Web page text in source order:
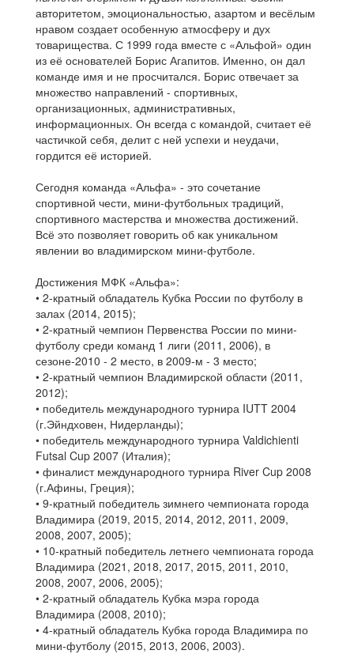
авторитетом, эмоциональностью, азартом и весёлым
нравом создает особенную атмосферу и дух
товарищества. С 1999 года вместе с «Альфой» один
из её основателей Борис Агапитов. Именно, он дал
команде имя и не просчитался. Борис отвечает за
множество направлений - спортивных,
организационных, административных,
информационных. Он всегда с командой, считает её
частичкой себя, делит с ней успехи и неудачи,
гордится её историей.
Сегодня команда «Альфа» - это сочетание
спортивной чести, мини-футбольных традиций,
спортивного мастерства и множества достижений.
Всё это позволяет говорить об как уникальном
явлении во владимирском мини-футболе.
Достижения МФК «Альфа»:
• 2-кратный обладатель Кубка России по футболу в
залах (2014, 2015);
• 2-кратный чемпион Первенства России по мини-
футболу среди команд 1 лиги (2011, 2006), в
сезоне-2010 - 2 место, в 2009-м - 3 место;
• 2-кратный чемпион Владимирской области (2011,
2012);
• победитель международного турнира IUTT 2004
(г.Эйндховен, Нидерланды);
• победитель международного турнира Valdichienti
Futsal Cup 2007 (Италия);
• финалист международного турнира River Cup 2008
(г.Афины, Греция);
• 9-кратный победитель зимнего чемпионата города
Владимира (2019, 2015, 2014, 2012, 2011, 2009,
2008, 2007, 2005);
• 10-кратный победитель летнего чемпионата города
Владимира (2021, 2018, 2017, 2015, 2011, 2010,
2008, 2007, 2006, 2005);
• 2-кратный обладатель Кубка мэра города
Владимира (2008, 2010);
• 4-кратный обладатель Кубка города Владимира по
мини-футболу (2015, 2013, 2006, 2003).